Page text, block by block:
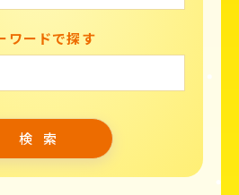
ワードで探す